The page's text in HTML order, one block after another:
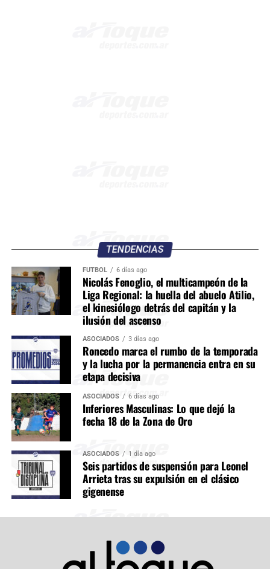
TENDENCIAS
FÚTBOL 6 días ago
Nicolás Fenoglio, el multicampeón de la
Liga Regional: la huella del abuelo Atilio,
el kinesiólogo detrás del capitán y la
ilusión del ascenso
ASOCIADOS 3 días ago
Roncedo marca el rumbo de la temporada
y la lucha por la permanencia entra en su
etapa decisiva
ASOCIADOS 6 días ago
Inferiores Masculinas: Lo que dejó la
fecha 18 de la Zona de Oro
ASOCIADOS 1 día ago
Seis partidos de suspensión para Leonel
Arrieta tras su expulsión en el clásico
gigenense